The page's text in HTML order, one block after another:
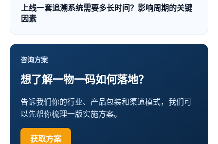
上线一套追溯系统需要多长时间？影响周期的关键
因素
咨询方案
想了解一物一码如何落地？
告诉我们你的行业、产品包装和渠道模式，我们可
以先帮你梳理一版实施方案。
获取方案